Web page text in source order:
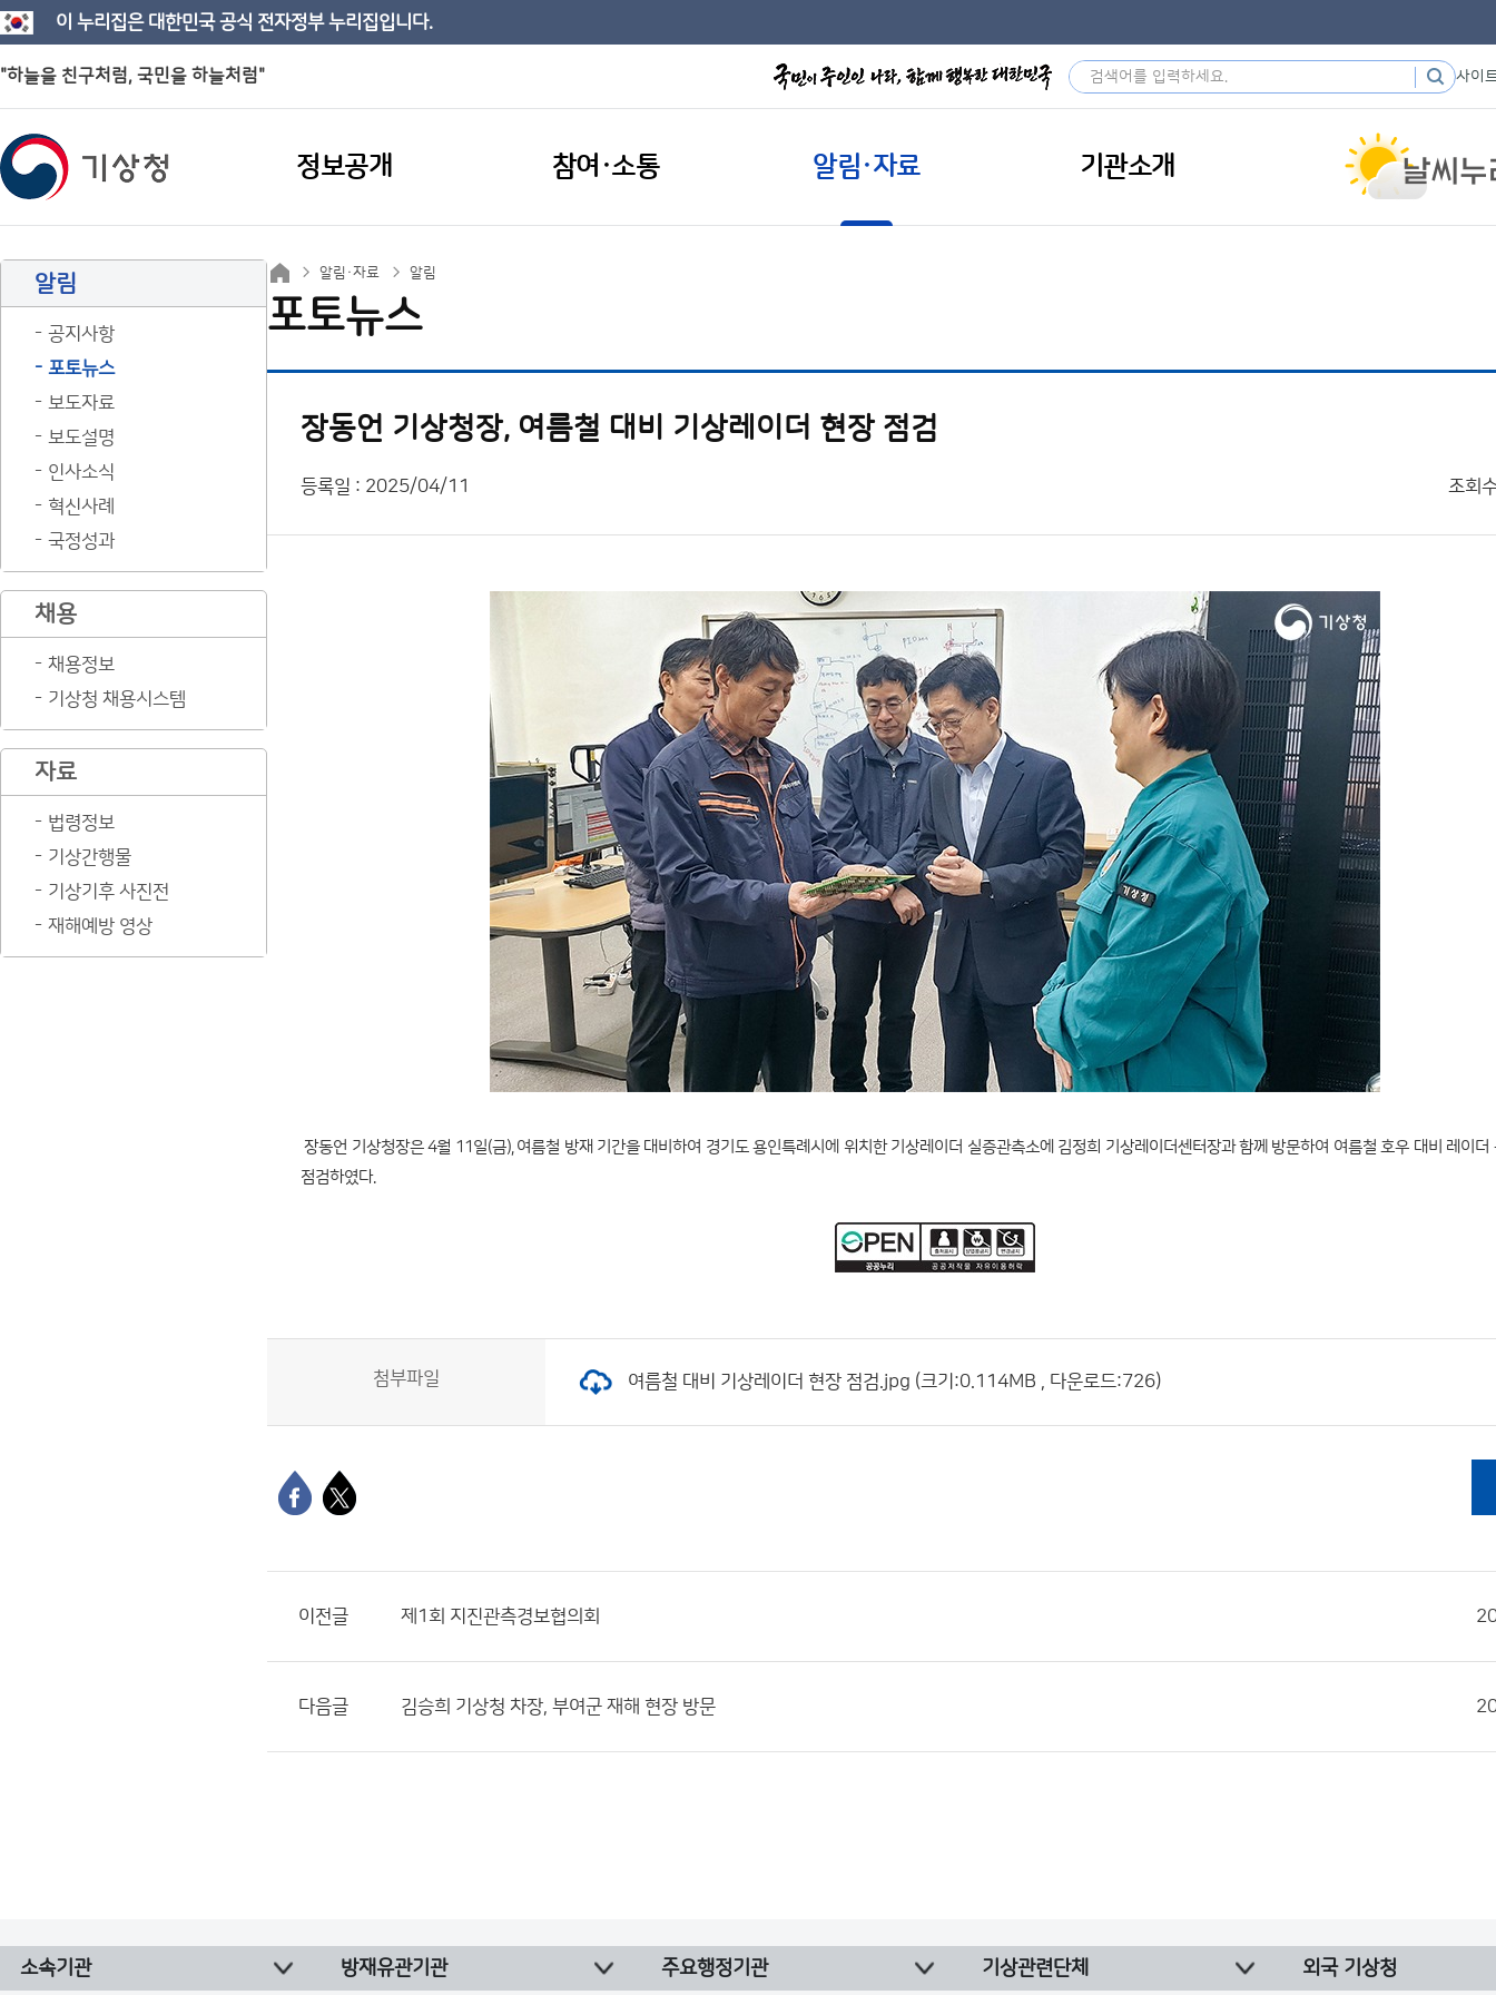
이 누리집은 대한민국 공식 전자정부 누리집입니다.
"하늘을 친구처럼, 국민을 하늘처럼" 사이
정보공개 참여·소통 알림·자료 기관소개
알림
공지사항
포토뉴스
보도자료
보도설명
인사소식
혁신사례
국정성과
채용
채용정보
기상청 채용시스템
자료
법령정보
기상간행물
기상기후 사진전
재해예방 영상
알림·자료 알림
포토뉴스
장동언 기상청장, 여름철 대비 기상레이더 현장 점검
등록일 : 2025/04/11 조회
장동언 기상청장은 4월 11일(금), 여름철 방재 기간을 대비하여 경기도 용인특례시에 위치한 기상레이더 실증관측소에 김정희 기상레이더센터장과 함께 방문하여 여름철 호우 대비 레이더
점검하였다.
첨부파일 여름철 대비 기상레이더 현장 점검.jpg (크기:0.114MB , 다운로드:726)
이전글 제1회 지진관측경보협의회
다음글 김승희 기상청 차장, 부여군 재해 현장 방문
소속기관 방재유관기관 주요행정기관 기상관련단체 외국 기상청